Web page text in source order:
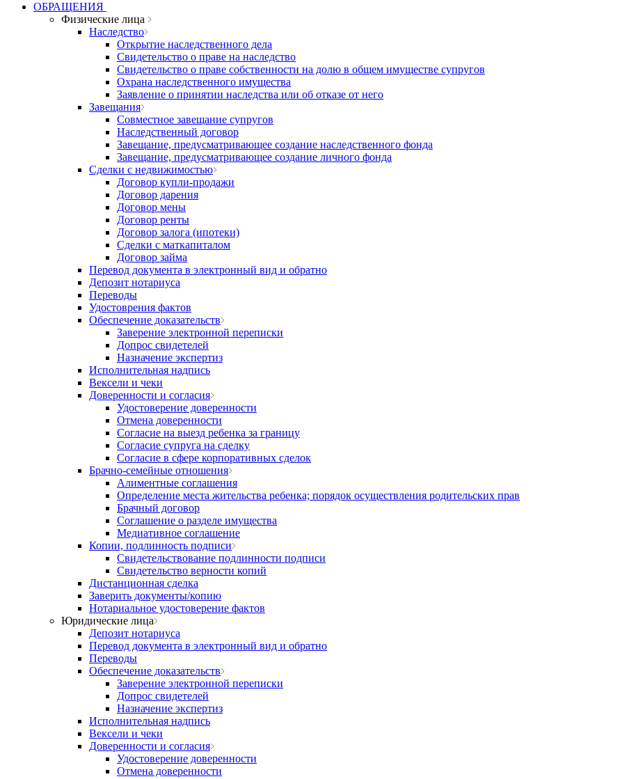
ОБРАЩЕНИЯ
Физические лица
Наследство
Открытие наследственного дела
Свидетельство о праве на наследство
Свидетельство о праве собственности на долю в общем имуществе супругов
Охрана наследственного имущества
Заявление о принятии наследства или об отказе от него
Завещания
Совместное завещание супругов
Наследственный договор
Завещание, предусматривающее создание наследственного фонда
Завещание, предусматривающее создание личного фонда
Сделки с недвижимостью
Договор купли-продажи
Договор дарения
Договор мены
Договор ренты
Договор залога (ипотеки)
Сделки с маткапиталом
Договор займа
Перевод документа в электронный вид и обратно
Депозит нотариуса
Переводы
Удостоврения фактов
Обеспечение доказательств
Заверение электронной переписки
Допрос свидетелей
Назначение экспертиз
Исполнительная надпись
Вексели и чеки
Доверенности и согласия
Удостоверение доверенности
Отмена доверенности
Согласие на выезд ребенка за границу
Согласие супруга на сделку
Согласие в сфере корпоративных сделок
Брачно-семейные отношения
Алиментные соглашения
Определение места жительства ребенка; порядок осуществления родительских прав
Брачный договор
Соглашение о разделе имущества
Медиативное соглашение
Копии, подлинность подписи
Свидетельствование подлинности подписи
Свидетельство верности копий
Дистанционная сделка
Заверить документы/копию
Нотариальное удостоверение фактов
Юридические лица
Депозит нотариуса
Перевод документа в электронный вид и обратно
Переводы
Обеспечение доказательств
Заверение электронной переписки
Допрос свидетелей
Назначение экспертиз
Исполнительная надпись
Вексели и чеки
Доверенности и согласия
Удостоверение доверенности
Отмена доверенности